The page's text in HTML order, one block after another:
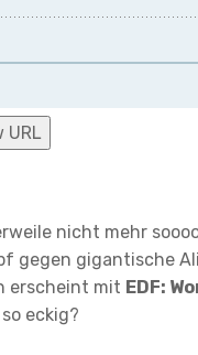
URL
nicht mehr
gegen gigantische
erscheint mit EDF:
eckig?